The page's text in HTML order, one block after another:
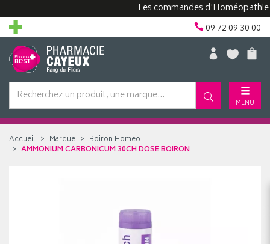
Les commandes d'Homéopathie
09 72 09 30 00
MENU
Accueil Marque
Boiron Homeo
AMMONIUM CARBONICUM 30CH DOSE BOIRON